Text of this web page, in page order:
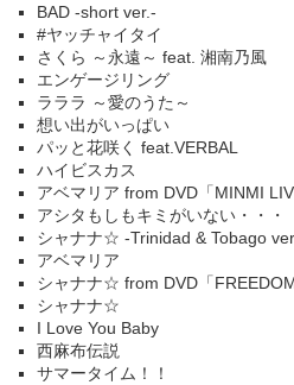
BAD -short ver.-
#ヤッチャイタイ
さくら ～永遠～ feat. 湘南乃風
エンゲージリング
ラララ ～愛のうた～
想い出がいっぱい
パッと花咲く feat.VERBAL
ハイビスカス
アベマリア from DVD「MINMI
アシタもしもキミがいない・・・
シャナナ☆ -Trinidad & Tobago
アベマリア
シャナナ☆ from DVD「FREEDOM
シャナナ☆
I Love You Baby
西麻布伝説
サマータイム！！